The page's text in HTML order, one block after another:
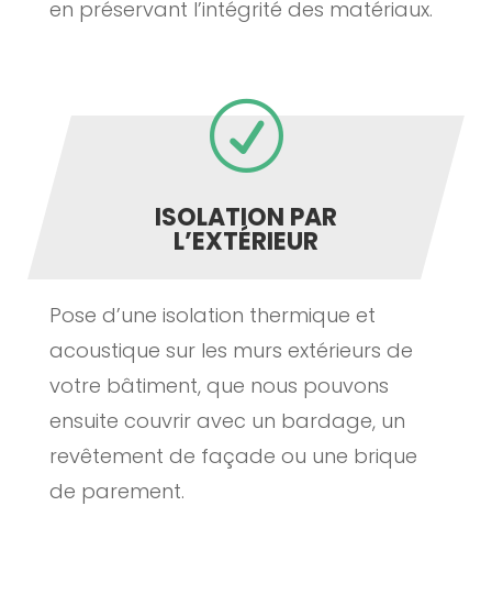
en préservant l’intégrité des matériaux.
R
ISOLATION PAR
L’EXTÉRIEUR
Pose d’une isolation thermique et
acoustique sur les murs extérieurs de
votre bâtiment, que nous pouvons
ensuite couvrir avec un bardage, un
revêtement de façade ou une brique
de parement.